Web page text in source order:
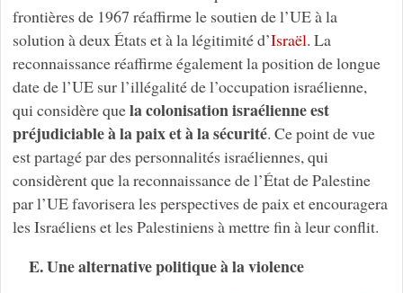
frontières de 1967 réaffirme le soutien de l’UE à la
solution à deux États et à la légitimité d’Israël. La
reconnaissance réaffirme également la position de longue
date de l’UE sur l’illégalité de l’occupation israélienne,
qui considère quela colonisation israélienne est
préjudiciable à la paix et à la sécurité. Ce point de vue
est partagé par des personnalités israéliennes, qui
considèrent que la reconnaissance de l’État de Palestine
par l’UE favorisera les perspectives de paix et encouragera
les Israéliens et les Palestiniens à mettre fin à leur conflit.
E. Une alternative politique à la violence